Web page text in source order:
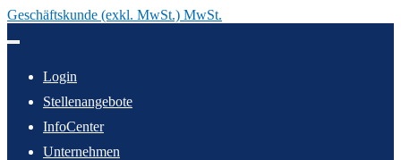
Geschäftskunde (exkl. MwSt.) MwSt.
Inhalt
Login
Stellenangebote
InfoCenter
Unternehmen